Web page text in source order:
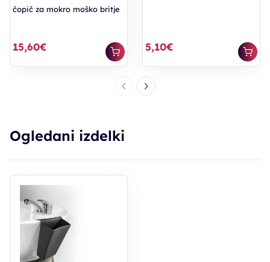
čopič za mokro moško britje
15,60€ 5,10€
Ogledani izdelki